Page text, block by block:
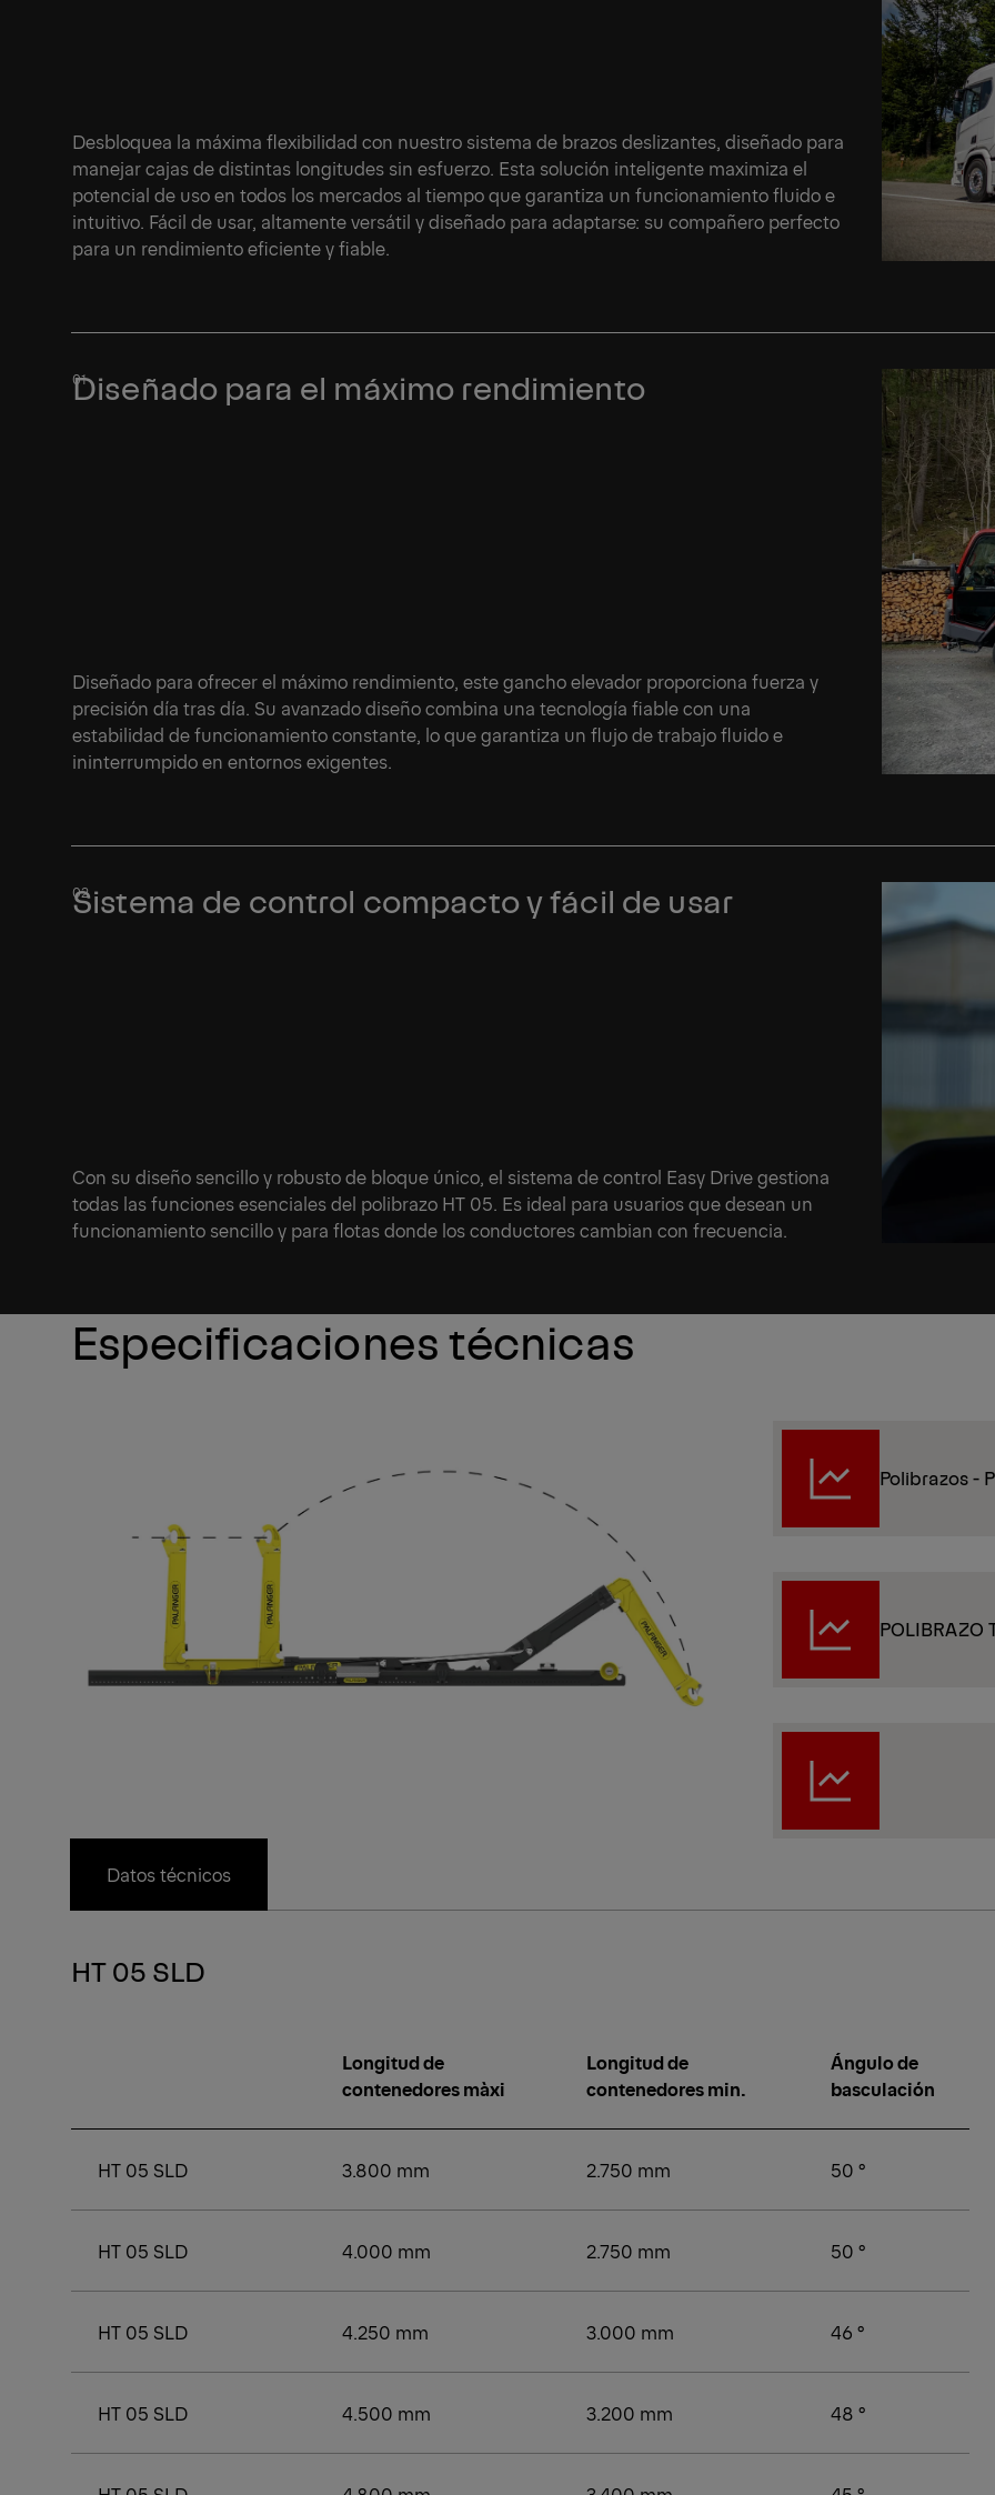
1/7
Desbloquea la máxima flexibilidad con nuestro sistema de brazos deslizantes, diseñado para
manejar cajas de distintas longitudes sin esfuerzo. Esta solución inteligente maximiza el
potencial de uso en todos los mercados al tiempo que garantiza un funcionamiento fluido e
intuitivo. Fácil de usar, altamente versátil y diseñado para adaptarse: su compañero perfecto
para un rendimiento eficiente y fiable.
Diseñado para el máximo rendimiento
Diseñado para ofrecer el máximo rendimiento, este gancho elevador proporciona fuerza y
precisión día tras día. Su avanzado diseño combina una tecnología fiable con una
estabilidad de funcionamiento constante, lo que garantiza un flujo de trabajo fluido e
ininterrumpido en entornos exigentes.
Sistema de control compacto y fácil de usar
Con su diseño sencillo y robusto de bloque único, el sistema de control Easy Drive gestiona
todas las funciones esenciales del polibrazo HT 05. Es ideal para usuarios que desean un
funcionamiento sencillo y para flotas donde los conductores cambian con frecuencia.
Especificaciones técnicas
Polibrazos -
POLIBRAZO
Datos técnicos
HT 05 SLD
Longitud de
contenedores màxi
Longitud de
contenedores min.
Ángulo de
basculación
HT 05 SLD 3.800 mm 2.750 mm 50 °
HT 05 SLD 4.000 mm 2.750 mm 50 °
HT 05 SLD 4.250 mm 3.000 mm 46 °
HT 05 SLD 4.500 mm 3.200 mm 48 °